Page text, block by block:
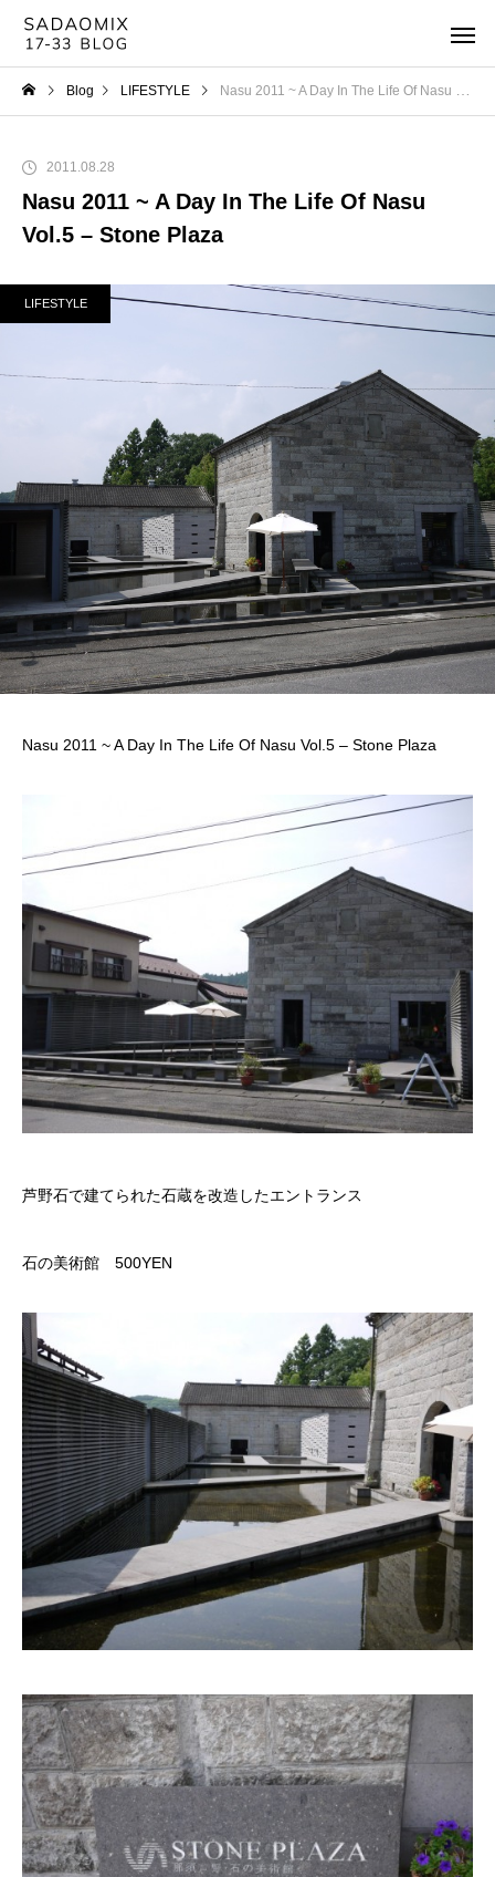
Blog LIFESTYLE Nasu 2011 ~ A Day In The Life Of Nasu Vol.5 – Stone Plaza
2011.08.28
Nasu 2011 ~ A Day In The Life Of Nasu
Vol.5 – Stone Plaza
LIFESTYLE
Nasu 2011 ~ A Day In The Life Of Nasu Vol.5 – Stone Plaza
芦野石で建てられた石蔵を改造したエントランス
石の美術館 500YEN